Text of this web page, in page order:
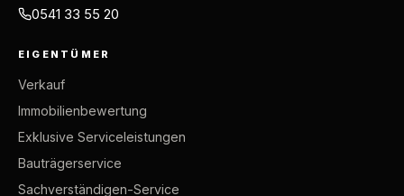
0541 33 55 20
EIGENTÜMER
Verkauf
Immobilienbewertung
Exklusive Serviceleistungen
Bauträgerservice
Sachverständigen-Service